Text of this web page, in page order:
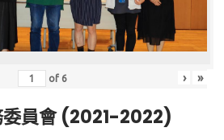
of 6 › »
委員會 (2021-2022)